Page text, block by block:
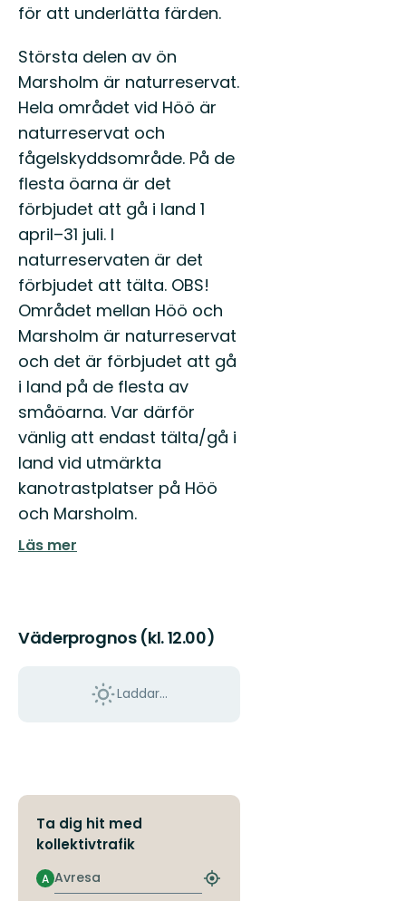
för att underlätta färden.
Största delen av ön
Marsholm är naturreservat.
Hela området vid Höö är
naturreservat och
fågelskyddsområde. På de
flesta öarna är det
förbjudet att gå i land 1
april–31 juli. I
naturreservaten är det
förbjudet att tälta. OBS!
Området mellan Höö och
Marsholm är naturreservat
och det är förbjudet att gå
i land på de flesta av
småöarna. Var därför
vänlig att endast tälta/gå i
land vid utmärkta
kanotrastplatser på Höö
och Marsholm.
Läs mer
Väderprognos (kl. 12.00)
Laddar...
Ta dig hit med
kollektivtrafik
Avresa
A
Hitta